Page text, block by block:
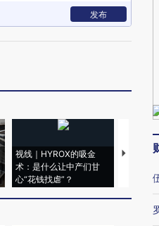
发布
视线｜HYROX的吸金
术：是什么让中产们甘
心“花钱找虐”？
马航飞行